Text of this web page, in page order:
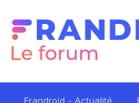
Frandroid - Actualité